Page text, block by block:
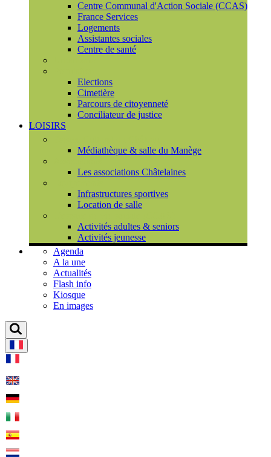
Centre Communal d'Action Sociale (CCAS)
France Services
Logements
Assistantes sociales
Centre de santé
Elections
Cimetière
Parcours de citoyenneté
Conciliateur de justice
LOISIRS
Médiathèque & salle du Manège
Les associations Châtelaines
Infrastructures sportives
Location de salle
Activités adultes & seniors
Activités jeunesse
Agenda
A la une
Actualités
Flash info
Kiosque
En images